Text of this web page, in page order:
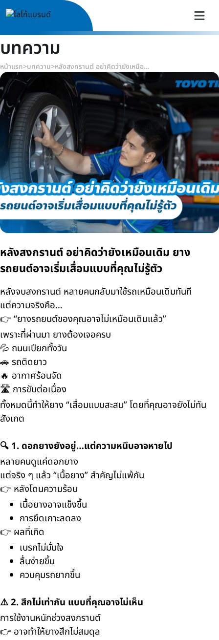
บทความ
หน้าแรก>บทความ> หลังสงกรานต์ อย่าคิดว่ายังเหมือนเดิม ยางรถยนต์อาจเริ่มเสื่อมแบบที่คุณไม่รู้ตัว
หลังสงกรานต์ อย่าคิดว่ายังเหมือนเดิม ยาง
รถยนต์อาจเริ่มเสื่อมแบบที่คุณไม่รู้ตัว
หลังจบสงกรานต์ หลายคนกลับมาใช้รถเหมือนเดิมทันที
แต่ความจริงคือ…
👉 “ยางรถยนต์ของคุณอาจไม่เหมือนเดิมแล้ว”
เพราะที่ผ่านมา ยางต้องเจอครบ
💦 ถนนเปียกทั้งวัน
🚗 รถติดยาว
🔥 อากาศร้อนจัด
🛣️ การขับต่อเนื่อง
ทั้งหมดนี้ทำให้ยาง “เสื่อมแบบสะสม” โดยที่คุณอาจยังไม่ทัน
สังเกต
🔍 1. ดอกยางยังอยู่…แต่ความหนึบอาจหายไป
หลายคนดูแค่ดอกยาง
แต่จริง ๆ แล้ว “เนื้อยาง” สำคัญไม่แพ้กัน
👉 หลังโดนความร้อน
เนื้อยางอาจแข็งขึ้น
การยึดเกาะลดลง
👉 ผลที่เกิด
เบรกไม่มั่นใจ
ลื่นง่ายขึ้น
ควบคุมรถยากขึ้น
⚠️ 2. สึกไม่เท่ากัน แบบที่คุณอาจไม่เห็น
การใช้งานหนักช่วงสงกรานต์
👉 อาจทำให้ยางสึกไม่สมดุล